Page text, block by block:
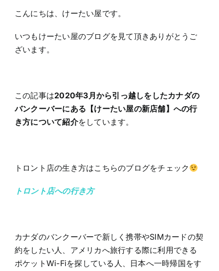
こんにちは、けーたい屋です。
いつもけーたい屋のブログを見て頂きありがとうご
ざいます。
この記事は2020年3月から引っ越しをしたカナダの
バンクーバーにある【けーたい屋の新店舗】への行
き方について紹介をしています。
トロント店の生き方はこちらのブログをチェック
トロント店への行き方
カナダのバンクーバーで新しく携帯やSIMカードの契
約をしたい人、アメリカへ旅行する際に利用できる
ポケットWi-Fiを探している人、日本へ一時帰国をす